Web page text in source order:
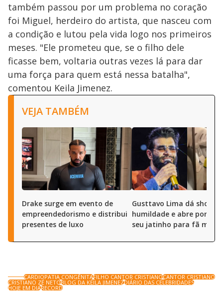
também passou por um problema no coração
foi Miguel, herdeiro do artista, que nasceu com
a condição e lutou pela vida logo nos primeiros
meses. "Ele prometeu que, se o filho dele
ficasse bem, voltaria outras vezes lá para dar
uma força para quem está nessa batalha",
comentou Keila Jimenez.
VEJA TAMBÉM
Drake surge em evento de
empreendedorismo e distribui
presentes de luxo
Gusttavo Lima dá show
humildade e abre portas
seu jatinho para fã mirim
CARDIOPATIA CONGÊNITAFILHO CANTOR CRISTIANOCANTOR CRISTIANO
CRISTIANO ZÉ NETOBLOG DA KEILA JIMENEZDIÁRIO DAS CELEBRIDADES
HOJE EM DIARECORD